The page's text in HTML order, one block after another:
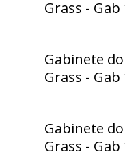
Grass - Gab
Gabinete
Grass - Gab
Gabinete
Grass - Gab